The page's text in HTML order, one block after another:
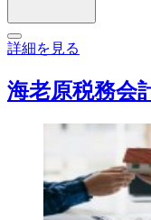
詳細を見る
海老原税務会